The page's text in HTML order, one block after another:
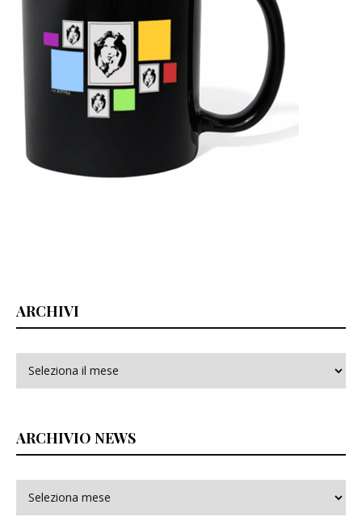
ARCHIVI
ARCHIVIO NEWS